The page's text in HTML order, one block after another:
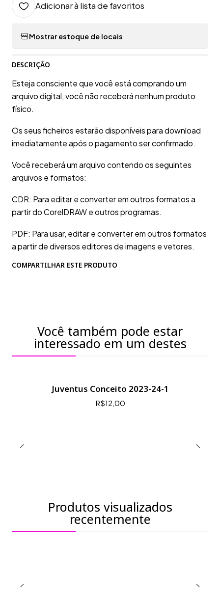
Adicionar à lista de favoritos
Mostrar estoque de locais
DESCRIÇÃO
Esteja consciente que você está comprando um
arquivo digital, você não receberá nenhum produto
físico.
Os seus ficheiros estarão disponíveis para download
imediatamente após o pagamento ser confirmado.
Você receberá um arquivo contendo os seguintes
arquivos e formatos:
CDR: Para editar e converter em outros formatos a
partir do CorelDRAW e outros programas.
PDF: Para usar, editar e converter em outros formatos
a partir de diversos editores de imagens e vetores.
COMPARTILHAR ESTE PRODUTO
Você também pode estar
interessado em um destes
Juventus Conceito 2023-24-1
R$12,00
Produtos visualizados
recentemente